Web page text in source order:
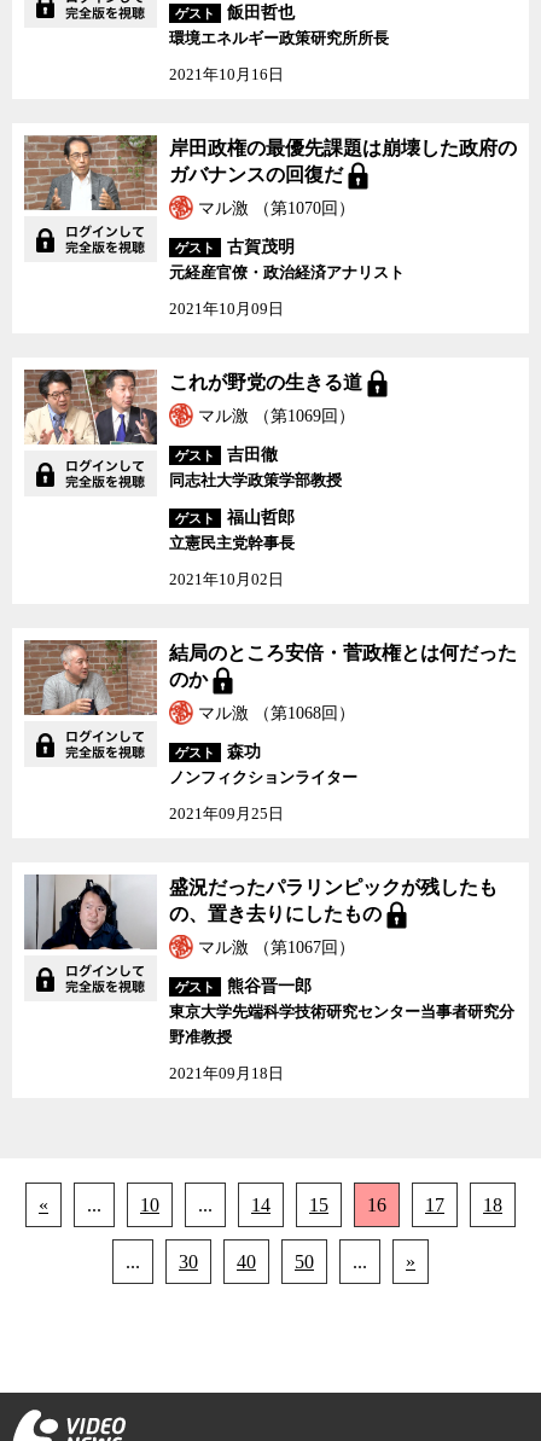
ゲスト
飯田哲也
環境エネルギー政策研究所所長
2021年10月16日
岸田政権の最優先課題は崩壊した政府の
ガバナンスの回復だ
マル激 （第1070回）
ゲスト
古賀茂明
元経産官僚・政治経済アナリスト
2021年10月09日
これが野党の生きる道
マル激 （第1069回）
ゲスト
吉田徹
同志社大学政策学部教授
ゲスト
福山哲郎
立憲民主党幹事長
2021年10月02日
結局のところ安倍・菅政権とは何だった
のか
マル激 （第1068回）
ゲスト
森功
ノンフィクションライター
2021年09月25日
盛況だったパラリンピックが残したも
の、置き去りにしたもの
マル激 （第1067回）
ゲスト
熊谷晋一郎
東京大学先端科学技術研究センター当事者研究分
野准教授
2021年09月18日
« ... 10 ... 14 15 16 17 18
... 30 40 50 ... »